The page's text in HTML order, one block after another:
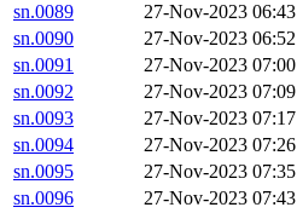
sn.0089
27-Nov-2023 06:43
sn.0090
27-Nov-2023 06:52
sn.0091
27-Nov-2023 07:00
sn.0092
27-Nov-2023 07:09
sn.0093
27-Nov-2023 07:17
sn.0094
27-Nov-2023 07:26
sn.0095
27-Nov-2023 07:35
sn.0096
27-Nov-2023 07:43